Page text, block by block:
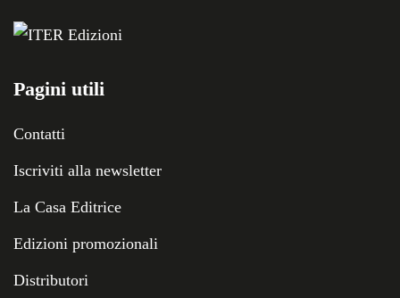
Pagini utili
Contatti
Iscriviti alla newsletter
La Casa Editrice
Edizioni promozionali
Distributori